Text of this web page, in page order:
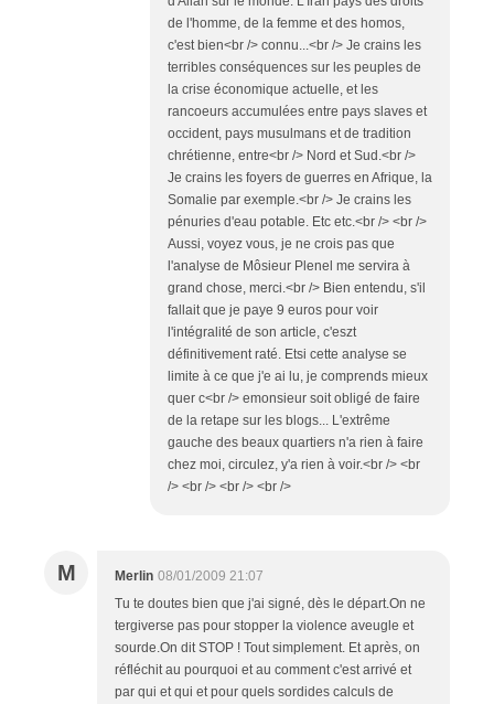
de l'homme, de la femme et des homos,
c'est bien<br /> connu...<br /> Je crains les
terribles conséquences sur les peuples de
la crise économique actuelle, et les
rancoeurs accumulées entre pays slaves et
occident, pays musulmans et de tradition
chrétienne, entre<br /> Nord et Sud.<br />
Je crains les foyers de guerres en Afrique, la
Somalie par exemple.<br /> Je crains les
pénuries d'eau potable. Etc etc.<br /> <br />
Aussi, voyez vous, je ne crois pas que
l'analyse de Môsieur Plenel me servira à
grand chose, merci.<br /> Bien entendu, s'il
fallait que je paye 9 euros pour voir
l'intégralité de son article, c'eszt
définitivement raté. Etsi cette analyse se
limite à ce que j'e ai lu, je comprends mieux
quer c<br /> emonsieur soit obligé de faire
de la retape sur les blogs... L'extrême
gauche des beaux quartiers n'a rien à faire
chez moi, circulez, y'a rien à voir.<br /> <br
/> <br /> <br /> <br />
M Merlin 08/01/2009 21:07
Tu te doutes bien que j'ai signé, dès le départ.On ne
tergiverse pas pour stopper la violence aveugle et
sourde.On dit STOP ! Tout simplement. Et après, on
réfléchit au pourquoi et au comment c'est arrivé et
par qui et qui et pour quels sordides calculs de